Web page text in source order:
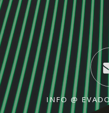
INFO @